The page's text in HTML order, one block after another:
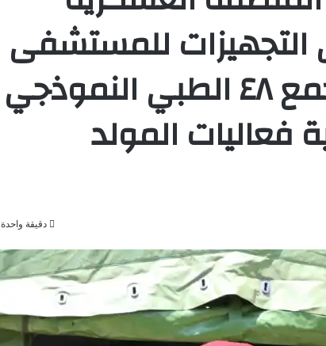
التجهيزات للمستشفى
الميداني التابع لمجمع ٤٨ الطبي النموذجي
المولد
دقيقة واحدة